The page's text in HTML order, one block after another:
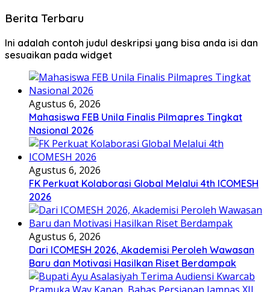
Berita Terbaru
Ini adalah contoh judul deskripsi yang bisa anda isi dan
sesuaikan pada widget
Agustus 6, 2026
Mahasiswa FEB Unila Finalis Pilmapres Tingkat
Nasional 2026
Agustus 6, 2026
FK Perkuat Kolaborasi Global Melalui 4th ICOMESH
2026
Agustus 6, 2026
Dari ICOMESH 2026, Akademisi Peroleh Wawasan
Baru dan Motivasi Hasilkan Riset Berdampak